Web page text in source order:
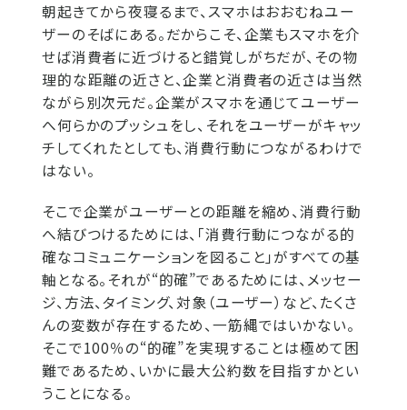
朝起きてから夜寝るまで、スマホはおおむねユー
ザーのそばにある。だからこそ、企業もスマホを介
せば消費者に近づけると錯覚しがちだが、その物
理的な距離の近さと、企業と消費者の近さは当然
ながら別次元だ。企業がスマホを通じてユーザー
へ何らかのプッシュをし、それをユーザーがキャッ
チしてくれたとしても、消費行動につながるわけで
はない。
そこで企業がユーザーとの距離を縮め、消費行動
へ結びつけるためには、「消費行動につながる的
確なコミュニケーションを図ること」がすべての基
軸となる。それが“的確”であるためには、メッセー
ジ、方法、タイミング、対象（ユーザー）など、たくさ
んの変数が存在するため、一筋縄ではいかない。
そこで100％の“的確”を実現することは極めて困
難であるため、いかに最大公約数を目指すかとい
うことになる。